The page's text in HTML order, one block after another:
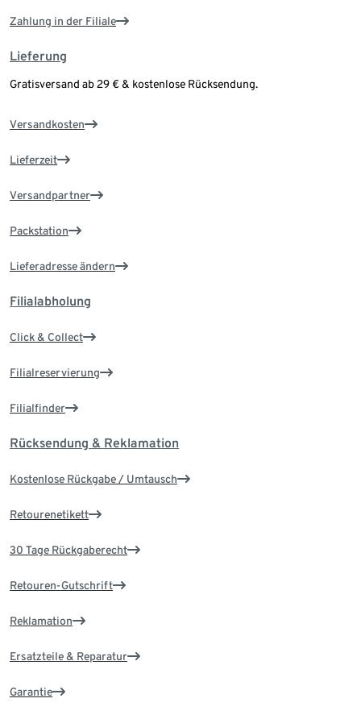
Zahlung in der Filiale
Lieferung
Gratisversand ab 29 € & kostenlose Rücksendung.
Versandkosten
Lieferzeit
Versandpartner
Packstation
Lieferadresse ändern
Filialabholung
Click & Collect
Filialreservierung
Filialfinder
Rücksendung & Reklamation
Kostenlose Rückgabe / Umtausch
Retourenetikett
30 Tage Rückgaberecht
Retouren-Gutschrift
Reklamation
Ersatzteile & Reparatur
Garantie